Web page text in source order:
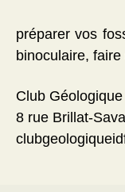
préparer vos
binoculaire,
Club
8 rue Brillat-